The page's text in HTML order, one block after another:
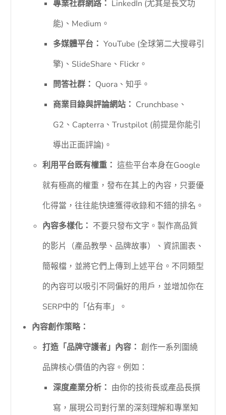
專業社群網路： LinkedIn (尤其是長文功
能)、Medium。
多媒體平台： YouTube (全球第二大搜尋引
擎)、SlideShare、Flickr。
問答社群： Quora、知乎。
商業目錄與評論網站： Crunchbase、
G2、Capterra、Trustpilot (前提是你能引
導出正面評論)。
利用平台既有權重： 這些平台本身在Google
就有極高的權重，發布在其上的內容，只要優
化得當，往往能快速獲得收錄和不錯的排名。
內容多樣化： 不要只發布文字。製作高品質
的影片（產品教學、品牌故事）、資訊圖表、
簡報檔，並將它們上傳到上述平台。不同類型
的內容可以吸引不同偏好的用戶，並增加你在
SERP中的「佔有率」。
內容創作策略：
打造「品牌守護者」內容： 創作一系列圍繞
品牌核心價值的內容。例如：
深度產業分析： 由你的技術長或產品長撰
寫，展現公司對行業的深刻理解和專業知